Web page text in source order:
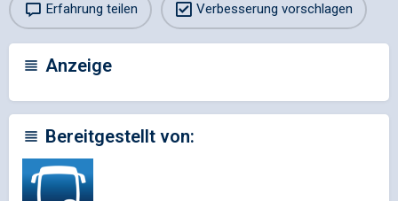
Erfahrung teilen Verbesserung vorschlagen
Anzeige
Bereitgestellt von: